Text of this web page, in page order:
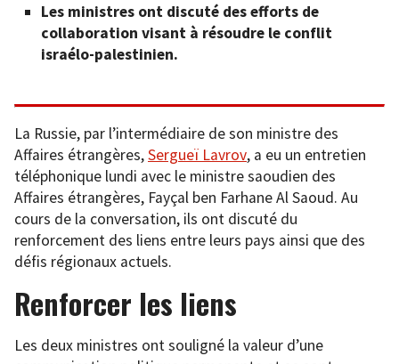
Les ministres ont discuté des efforts de
collaboration visant à résoudre le conflit
israélo-palestinien.
La Russie, par l’intermédiaire de son ministre des
Affaires étrangères,Sergueï Lavrov, a eu un entretien
téléphonique lundi avec le ministre saoudien des
Affaires étrangères, Fayçal ben Farhane Al Saoud. Au
cours de la conversation, ils ont discuté du
renforcement des liens entre leurs pays ainsi que des
défis régionaux actuels.
Renforcer les liens
Les deux ministres ont souligné la valeur d’une